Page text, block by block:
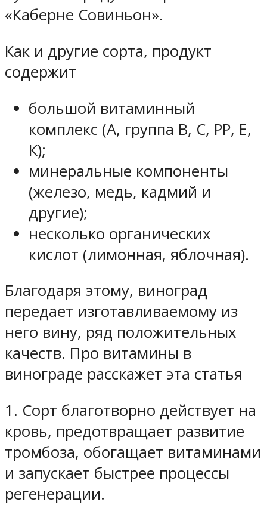
«Каберне Совиньон».
Как и другие сорта, продукт
содержит
большой витаминный
комплекс (А, группа В, С, РР, Е,
К);
минеральные компоненты
(железо, медь, кадмий и
другие);
несколько органических
кислот (лимонная, яблочная).
Благодаря этому, виноград
передает изготавливаемому из
него вину, ряд положительных
качеств. Про витамины в
винограде расскажет эта статья
1. Сорт благотворно действует на
кровь, предотвращает развитие
тромбоза, обогащает витаминами
и запускает быстрее процессы
регенерации.